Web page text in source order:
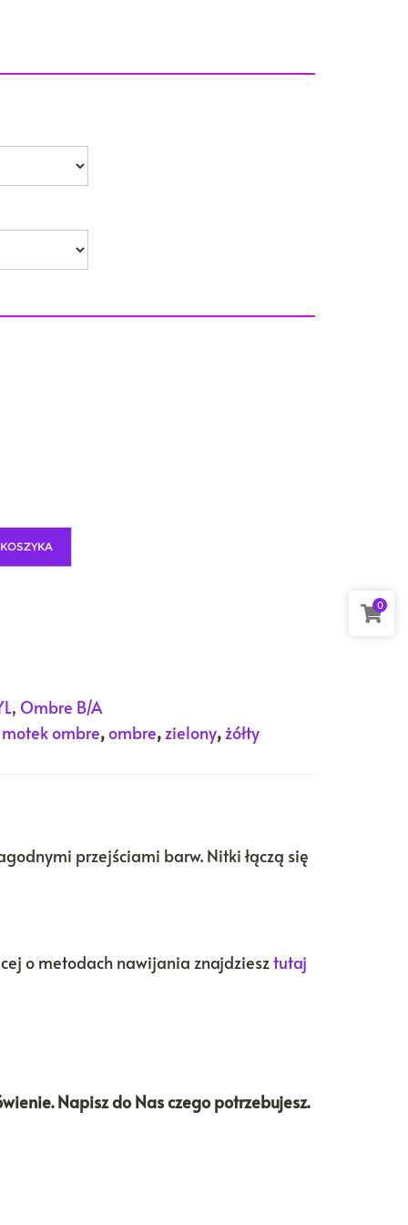
, Ombre B/A
motek ombre,ombre,zielony,żółty
przejściami barw. Nitki łączą się
o metodach nawijania znajdziesztutaj
Napisz do Nas czego potrzebujesz.
0